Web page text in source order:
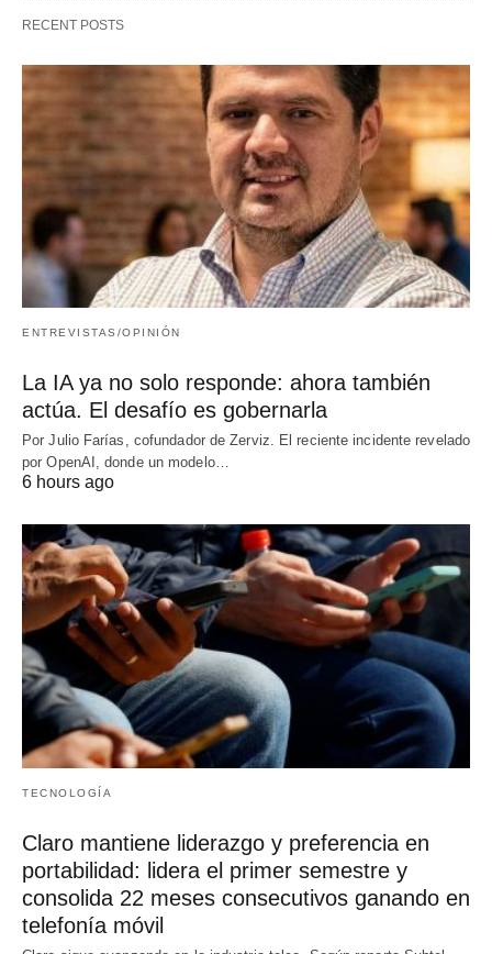
RECENT POSTS
ENTREVISTAS/OPINIÓN
La IA ya no solo responde: ahora también
actúa. El desafío es gobernarla
Por Julio Farías, cofundador de Zerviz. El reciente incidente revelado
por OpenAI, donde un modelo…
6 hours ago
TECNOLOGÍA
Claro mantiene liderazgo y preferencia en
portabilidad: lidera el primer semestre y
consolida 22 meses consecutivos ganando en
telefonía móvil